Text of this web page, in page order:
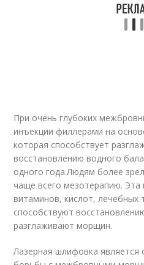
При очень глубоких
инъекции филлерами на
которая способствует
восстановлению водного
одного года.Людям более
чаще всего мезотерапию. Эта
витаминов, кислот, лечебных
способствуют
разглаживают морщин.
Лазерная шлифовка